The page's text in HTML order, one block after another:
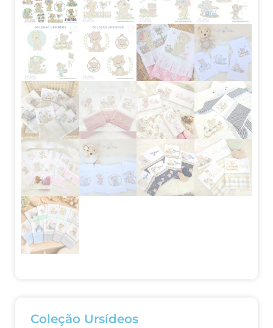
Coleção Ursídeos